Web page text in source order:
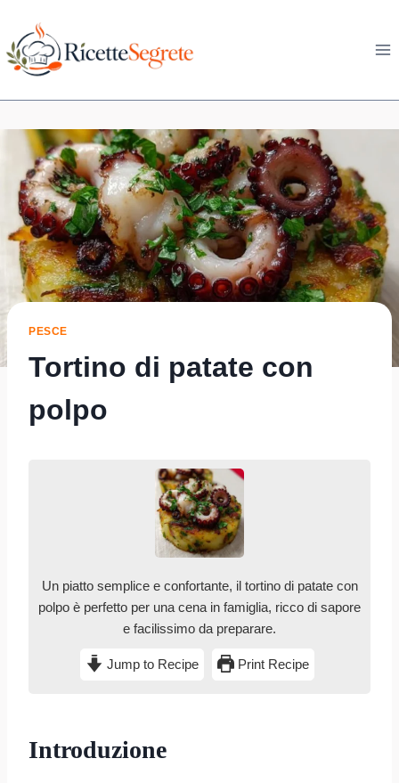
content
PESCE
Tortino di patate con
polpo
Un piatto semplice e confortante, il tortino di patate con
polpo è perfetto per una cena in famiglia, ricco di sapore
e facilissimo da preparare.
Jump to Recipe Print Recipe
Introduzione